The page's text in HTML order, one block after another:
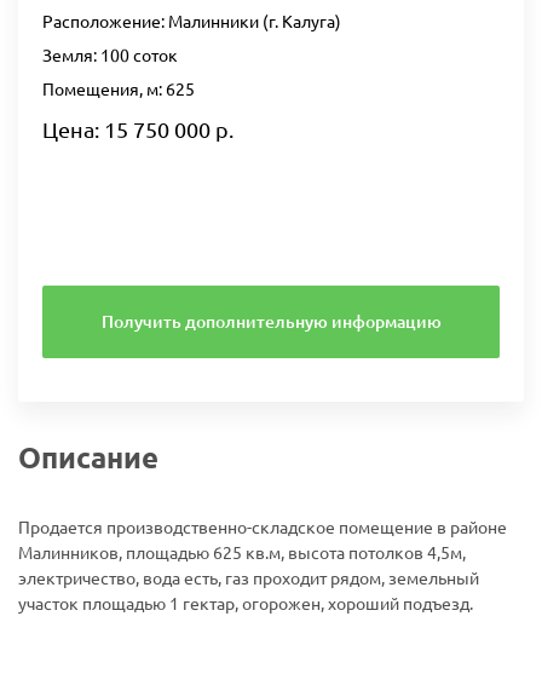
Расположение: Малинники (г. Калуга)
Земля: 100 соток
Помещения, м: 625
Цена: 15 750 000 р.
Получить дополнительную информацию
Описание
Продается производственно-складское помещение в районе
Малинников, площадью 625 кв.м, высота потолков 4,5м,
электричество, вода есть, газ проходит рядом, земельный
участок площадью 1 гектар, огорожен, хороший подъезд.